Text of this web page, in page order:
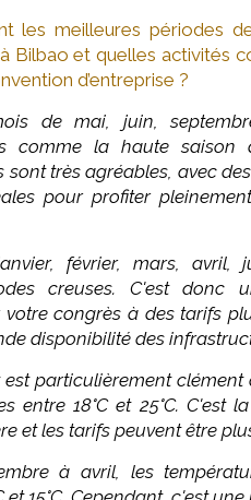
les meilleures périodes
Bilbao et quelles activités
d’entreprise ?
de mai, juin,
comme la haute saison
très agréables, avec
pour profiter
février, mars, avril,
creuses. C'est donc
congrès à des tarifs
disponibilité des
particulièrement clément
entre 18°C et 25°C. C'est
et les tarifs peuvent être
à avril, les